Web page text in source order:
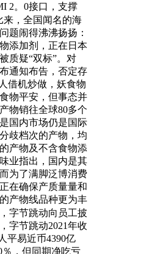
2。0接口，支撑
来，全国闻名的海
题闹得沸沸扬扬：
添加剂，正在日本
质疑“双标”。对
通知布告，否定存
借机炒做，妖食物
物平安，但事态并
物销往全球80多个
国内市场仍是国际
歧档次的产物，均
产物及不含食物添
业指出，国内是其
为了满脚泛博消费
在确保产质量量和
产物线品种更为丰
字节跳动向员工披
字节跳动2021年收
平易近币4390亿
，但同期净吃亏